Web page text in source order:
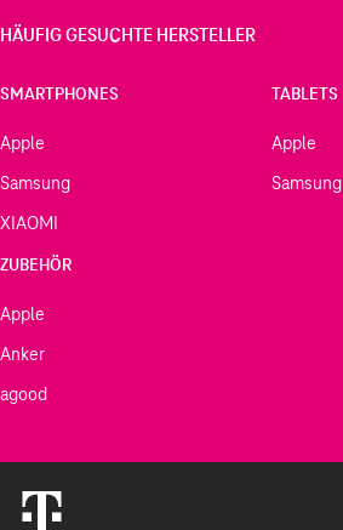
HÄUFIG GESUCHTE HERSTELLER
SMARTPHONES
Apple
Samsung
XIAOMI
TABLETS
Apple
Samsung
ZUBEHÖR
Apple
Anker
agood